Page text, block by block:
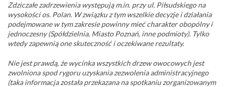
Zdziczałe zadrzewienia występują m.in. przy ul. Piłsudskiego na
wysokości os. Polan. W związku z tym wszelkie decyzje i działania
podejmowane w tym zakresie powinny mieć charakter obopólny i
jednoczesny (Spółdzielnia, Miasto Poznań, inne podmioty). Tylko
wtedy zapewnią one skuteczność i oczekiwane rezultaty.
Nie jest prawdą, że wycinka wszystkich drzew owocowych jest
zwolniona spod rygoru uzyskania zezwolenia administracyjnego
(taka informacja została przekazana na spotkaniu zorganizowanym